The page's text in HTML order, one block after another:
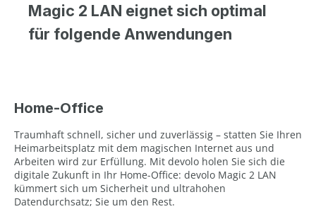
Magic 2 LAN eignet sich optimal
für folgende Anwendungen
Home-Office
Traumhaft schnell, sicher und zuverlässig – statten Sie Ihren
Heimarbeitsplatz mit dem magischen Internet aus und
Arbeiten wird zur Erfüllung. Mit devolo holen Sie sich die
digitale Zukunft in Ihr Home-Office: devolo Magic 2 LAN
kümmert sich um Sicherheit und ultrahohen
Datendurchsatz; Sie um den Rest.